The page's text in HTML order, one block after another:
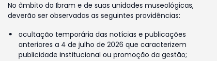
No âmbito do Ibram e de suas unidades museológicas,
deverão ser observadas as seguintes providências:
ocultação temporária das notícias e publicações
anteriores a 4 de julho de 2026 que caracterizem
publicidade institucional ou promoção da gestão;